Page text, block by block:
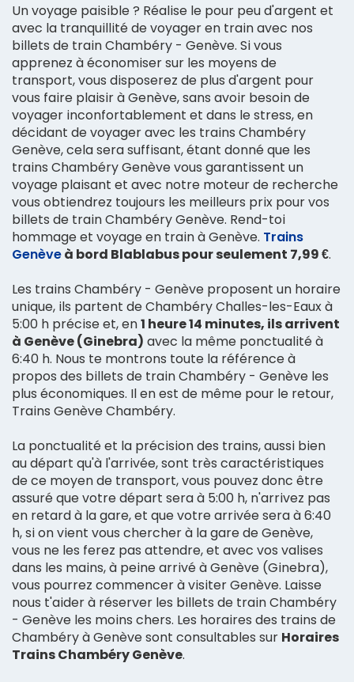
Un voyage paisible ? Réalise le pour peu d'argent et
avec la tranquillité de voyager en train avec nos
billets de train Chambéry - Genève. Si vous
apprenez à économiser sur les moyens de
transport, vous disposerez de plus d'argent pour
vous faire plaisir à Genève, sans avoir besoin de
voyager inconfortablement et dans le stress, en
décidant de voyager avec les trains Chambéry
Genève, cela sera suffisant, étant donné que les
trains Chambéry Genève vous garantissent un
voyage plaisant et avec notre moteur de recherche
vous obtiendrez toujours les meilleurs prix pour vos
billets de train Chambéry Genève. Rend-toi
hommage et voyage en train à Genève. Trains
Genèveà bord Blablabus pour seulement 7,99 €.
Les trains Chambéry - Genève proposent un horaire
unique, ils partent de Chambéry Challes-les-Eaux à
5:00 h précise et, en1 heure 14 minutes, ils arrivent
à Genève (Ginebra) avec la même ponctualité à
6:40 h. Nous te montrons toute la référence à
propos des billets de train Chambéry - Genève les
plus économiques. Il en est de même pour le retour,
Trains Genève Chambéry.
La ponctualité et la précision des trains, aussi bien
au départ qu'à l'arrivée, sont très caractéristiques
de ce moyen de transport, vous pouvez donc être
assuré que votre départ sera à 5:00 h, n'arrivez pas
en retard à la gare, et que votre arrivée sera à 6:40
h, si on vient vous chercher à la gare de Genève,
vous ne les ferez pas attendre, et avec vos valises
dans les mains, à peine arrivé à Genève (Ginebra),
vous pourrez commencer à visiter Genève. Laisse
nous t'aider à réserver les billets de train Chambéry
- Genève les moins chers. Les horaires des trains de
Chambéry à Genève sont consultables sur Horaires
Trains Chambéry Genève.